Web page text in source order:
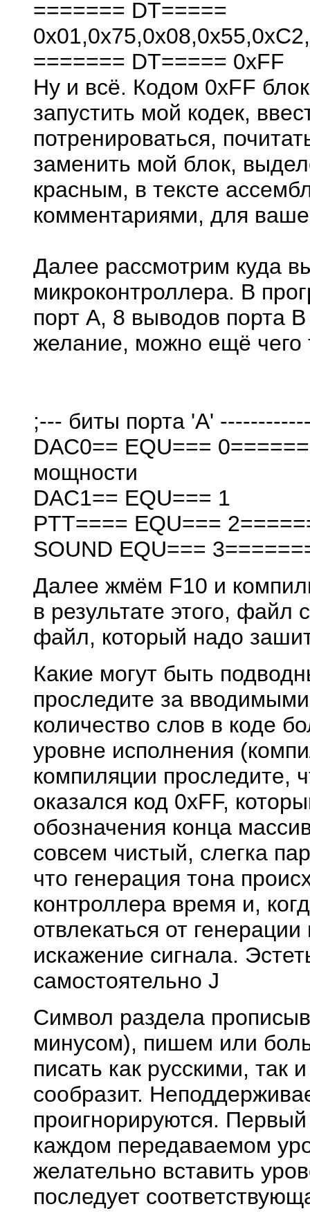
======= DT=====
======= DT===== 0xFF
Ну и всё. Кодом 0xFF
запустить мой кодек,
потренироваться,
заменить мой блок,
красным, в тексте
комментариями, для
Далее рассмотрим куда
микроконтроллера. В
порт А, 8 выводов порта
желание, можно ещё чего
;--- биты порта 'А'
DAC0== EQU===
мощности
DAC1== EQU=== 1
PTT==== EQU===
SOUND EQU===
Далее жмём F10 и
в результате этого,
файл, который надо
Какие могут быть
проследите за
количество слов в коде
уровне исполнения
компиляции проследите,
оказался код 0xFF,
обозначения конца
совсем чистый, слегка
что генерация тона
контроллера время и,
отвлекаться от
искажение сигнала.
самостоятельно J
Символ раздела
минусом), пишем или
писать как русскими, так
сообразит.
проигнорируются.
каждом передаваемом
желательно вставить
последует